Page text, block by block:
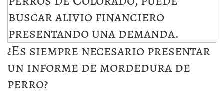
¿Es siempre necesario presentar
un informe de mordedura de
perro?